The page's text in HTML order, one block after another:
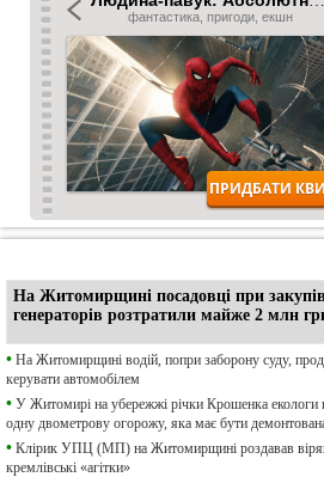
На Житомирщині посадовці при
генераторів розтратили майже 2 млн
• На Житомирщині водій, попри заборону суду,
керувати автомобілем
• У Житомирі на убережжі річки Крошенка екологи
одну двометрову огорожу, яка має бути
• Клірик УПЦ (МП) на Житомирщині роздавав
кремлівські «агітки»